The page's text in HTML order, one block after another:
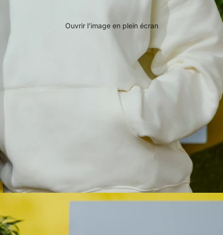
Ouvrir l’image en plein écran